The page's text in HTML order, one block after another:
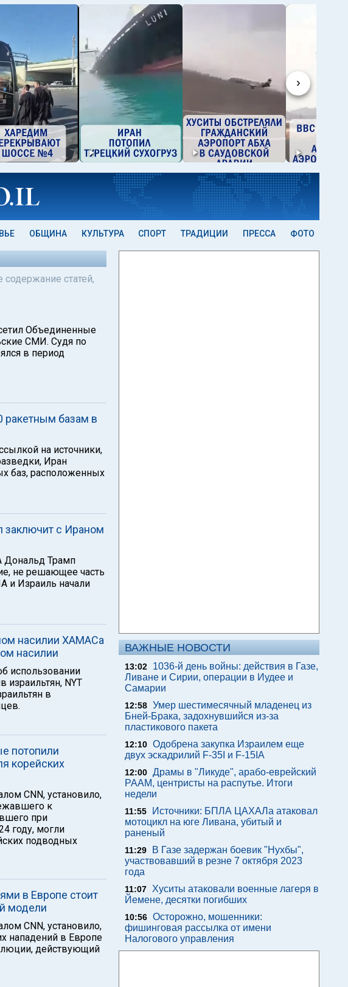
›
ОБЩИНА КУЛЬТУРА СПОРТ ТРАДИЦИИ ПРЕССА ФОТО
статей,
Объединенные
СМИ. Судя по
в период
ракетным базам в
на источники,
Иран
баз, расположенных
заключит с Ираном
Дональд Трамп
не решающее часть
и Израиль начали
насилии ХАМАСа
насилии
использовании
израильтян, NYT
в
потопили
корейских
CNN, установило,
к
при
году, могли
подводных
в Европе стоит
модели
CNN, установило,
нападений в Европе
действующий
ВАЖНЫЕ НОВОСТИ
13:02
1036-й день войны: действия в Газе,
Ливане и Сирии, операции в Иудее и
Самарии
12:58 Умер шестимесячный младенец из
Бней-Брака, задохнувшийся из-за
пластикового пакета
12:10 Одобрена закупка Израилем еще
двух эскадрилий F-35I и F-15IA
12:00 Драмы в "Ликуде", арабо-еврейский
РААМ, центристы на распутье. Итоги
недели
11:55
Источники: БПЛА ЦАХАЛа атаковал
мотоцикл на юге Ливана, убитый и
раненый
11:29
В Газе задержан боевик "Нухбы",
участвовавший в резне 7 октября 2023
года
11:07
Хуситы атаковали военные лагеря в
Йемене, десятки погибших
10:56 Осторожно, мошенники:
фишинговая рассылка от имени
Налогового управления